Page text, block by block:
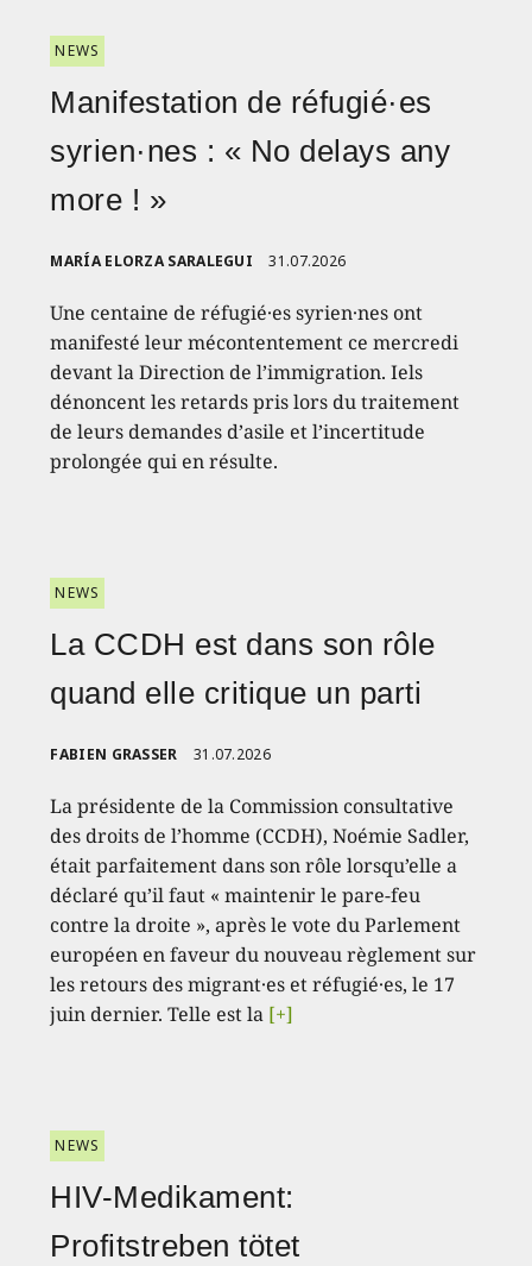
NEWS
Manifestation de réfugié·es
syrien·nes : « No delays any
more ! »
MARÍA ELORZA SARALEGUI 31.07.2026
Une centaine de réfugié·es syrien·nes ont
manifesté leur mécontentement ce mercredi
devant la Direction de l’immigration. Iels
dénoncent les retards pris lors du traitement
de leurs demandes d’asile et l’incertitude
prolongée qui en résulte.
NEWS
La CCDH est dans son rôle
quand elle critique un parti
FABIEN GRASSER 31.07.2026
La présidente de la Commission consultative
des droits de l’homme (CCDH), Noémie Sadler,
était parfaitement dans son rôle lorsqu’elle a
déclaré qu’il faut « maintenir le pare-feu
contre la droite », après le vote du Parlement
européen en faveur du nouveau règlement sur
les retours des migrant·es et réfugié·es, le 17
juin dernier. Telle est la [+]
NEWS
HIV-Medikament:
Profitstreben tötet